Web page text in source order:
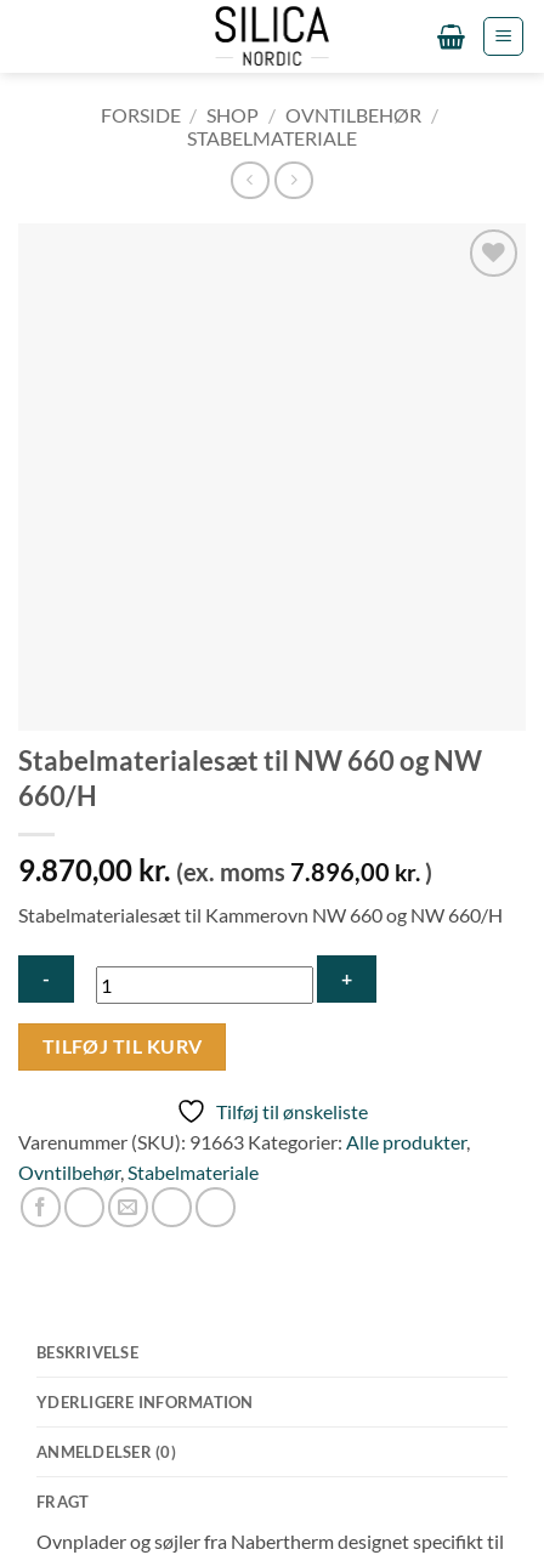
FORSIDE / SHOP / OVNTILBEHØR /
STABELMATERIALE
Stabelmaterialesæt til NW 660 og NW
660/H
9.870,00 kr. (ex. moms 7.896,00 kr.)
Stabelmaterialesæt til Kammerovn NW 660 og NW 660/H
Stabelmaterialesæt
og
NW
660/H
antal
TILFØJ TIL KURV
Tilføj til ønskeliste
Varenummer (SKU): 91663 Kategorier: Alle produkter,
Ovntilbehør,Stabelmateriale
BESKRIVELSE
YDERLIGERE INFORMATION
ANMELDELSER (0)
FRAGT
Ovnplader og søjler fra Nabertherm designet specifikt til